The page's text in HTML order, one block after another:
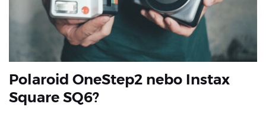
Polaroid OneStep2 nebo Instax
Square SQ6?